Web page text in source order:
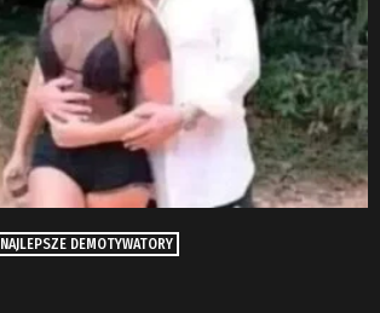
NAJLEPSZE DEMOTYWATORY